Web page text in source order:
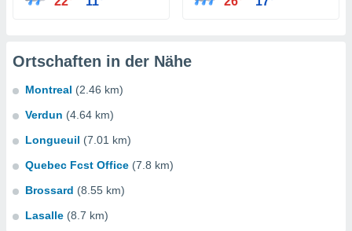
Ortschaften in der Nähe
Montreal (2.46 km)
Verdun (4.64 km)
Longueuil (7.01 km)
Quebec Fcst Office (7.8 km)
Brossard (8.55 km)
Lasalle (8.7 km)